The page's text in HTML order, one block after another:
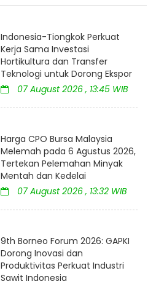
Indonesia-Tiongkok Perkuat
Kerja Sama Investasi
Hortikultura dan Transfer
Teknologi untuk Dorong Ekspor
07 August 2026 , 13:45 WIB
Harga CPO Bursa Malaysia
Melemah pada 6 Agustus 2026,
Tertekan Pelemahan Minyak
Mentah dan Kedelai
07 August 2026 , 13:32 WIB
9th Borneo Forum 2026: GAPKI
Dorong Inovasi dan
Produktivitas Perkuat Industri
Sawit Indonesia